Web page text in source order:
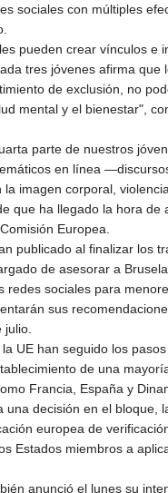
sociales con múltiples
pueden crear vínculos e
tres jóvenes afirma que
de exclusión, no
mental y el bienestar",
parte de nuestros
en línea
la imagen corporal,
que ha llegado la hora de
Europea.
publicado al finalizar los
de asesorar a
redes sociales para
sus
UE han seguido los
de una
Francia, España y
una decisión en el bloque,
europea de
Estados miembros a
anunció el lunes su